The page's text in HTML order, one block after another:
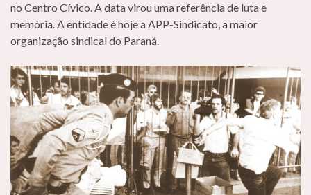
no Centro Cívico. A data virou uma referência de luta e
memória. A entidade é hoje a APP-Sindicato, a maior
organização sindical do Paraná.